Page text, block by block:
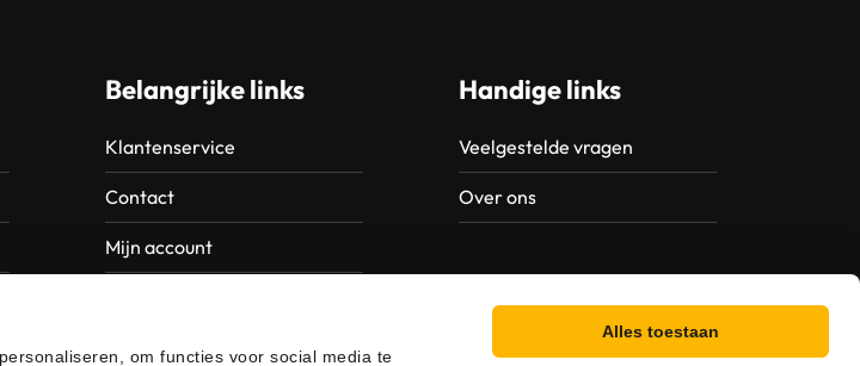
om functies voor social media te
Alles toestaan
Belangrijke links
Klantenservice
Contact
Mijn account
Handige links
Veelgestelde vragen
Over ons